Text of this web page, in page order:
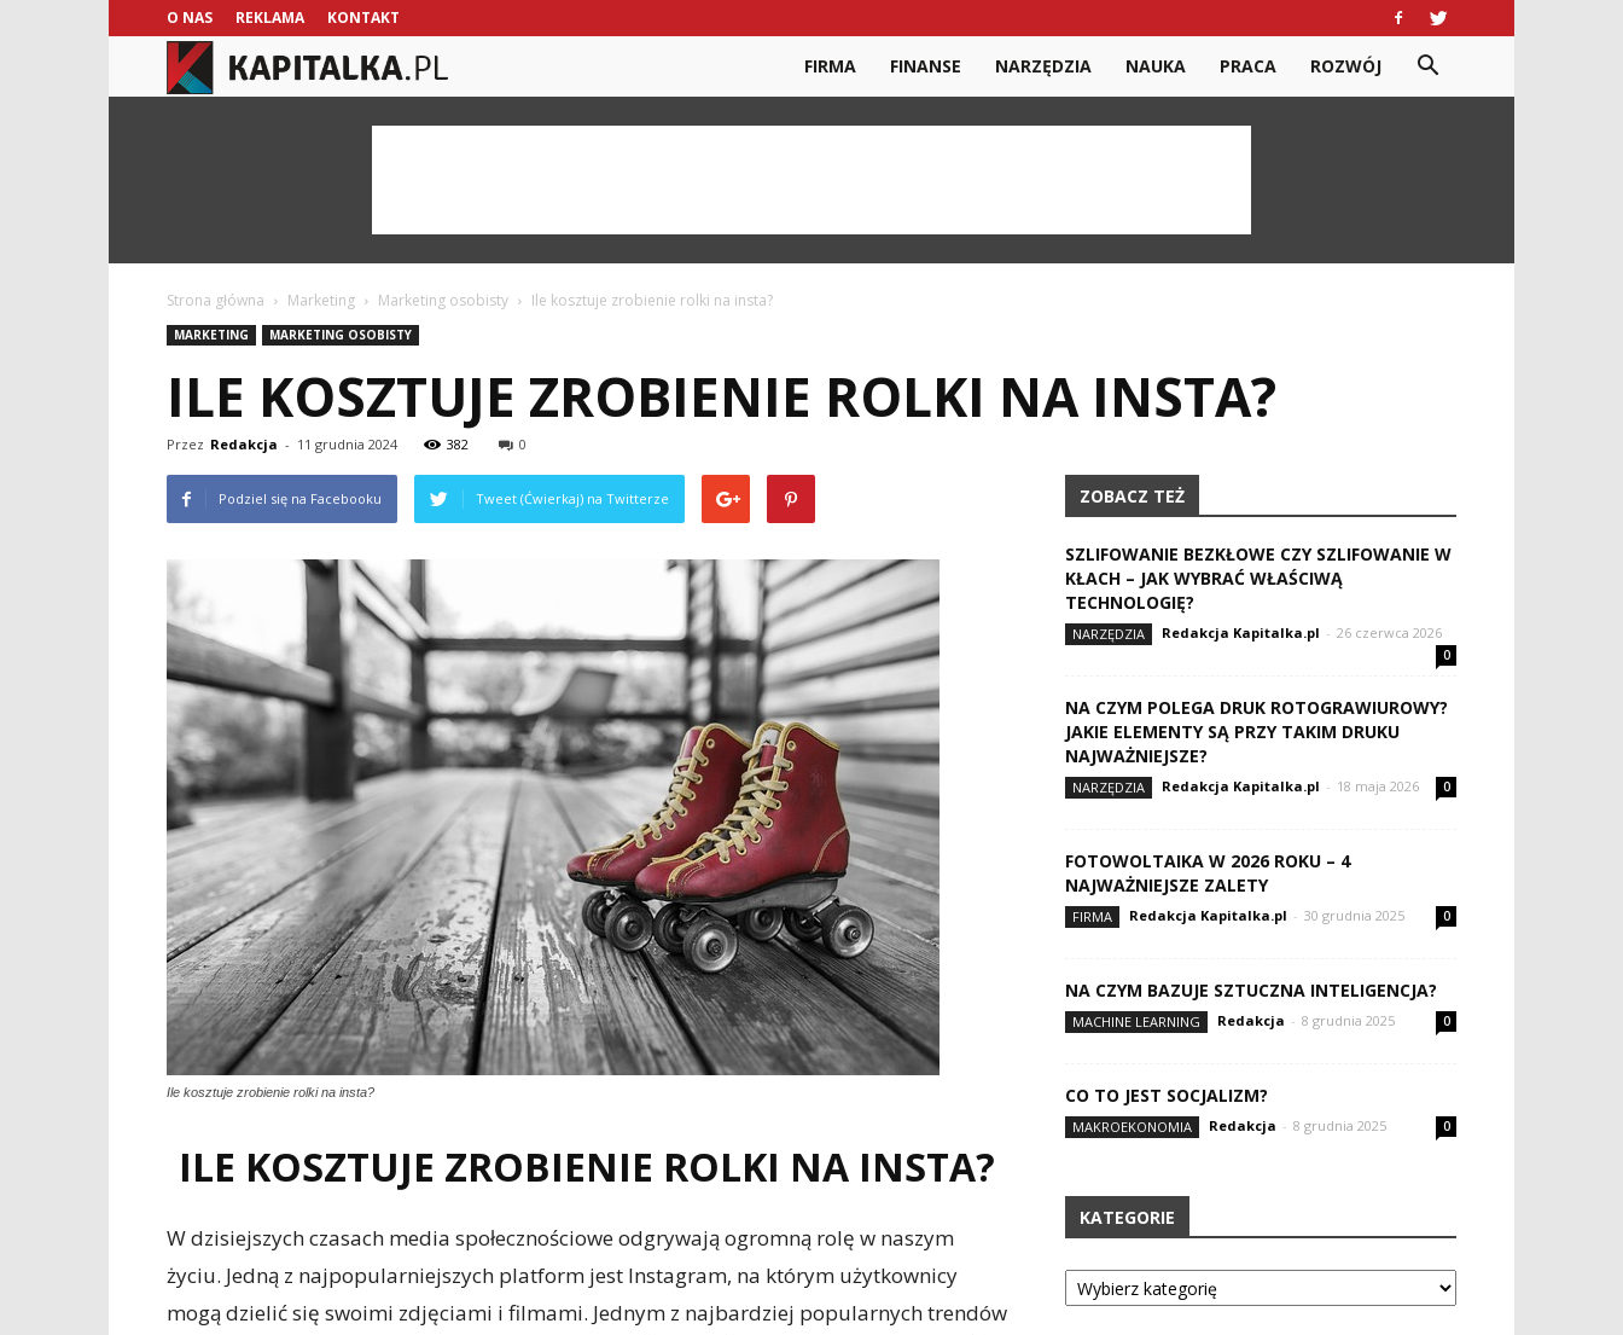
O NAS REKLAMA KONTAKT
FIRMA FINANSE NARZĘDZIA NAUKA PRACA ROZWÓJ
Strona główna Marketing Marketing osobisty Ile kosztuje zrobienie rolki na insta?
MARKETING MARKETING OSOBISTY
ILE KOSZTUJE ZROBIENIE ROLKI NA INSTA?
Przez Redakcja - 11 grudnia 2024 382 0
Podziel się na Facebooku Tweet (Ćwierkaj) na Twitterze
Ile kosztuje zrobienie rolki na insta?
ILE KOSZTUJE ZROBIENIE ROLKI NA INSTA?
W dzisiejszych czasach media społecznościowe odgrywają ogromną rolę w naszym
życiu. Jedną z najpopularniejszych platform jest Instagram, na którym użytkownicy
mogą dzielić się swoimi zdjęciami i filmami. Jednym z najbardziej popularnych trendów
ZOBACZ TEŻ
SZLIFOWANIE BEZKŁOWE CZY SZLIFOWANIE W
KŁACH – JAK WYBRAĆ WŁAŚCIWĄ
TECHNOLOGIĘ?
NARZĘDZIA Redakcja Kapitalka.pl - 26 czerwca 2026
0
NA CZYM POLEGA DRUK ROTOGRAWIUROWY?
JAKIE ELEMENTY SĄ PRZY TAKIM DRUKU
NAJWAŻNIEJSZE?
NARZĘDZIA Redakcja Kapitalka.pl - 18 maja 2026 0
FOTOWOLTAIKA W 2026 ROKU – 4
NAJWAŻNIEJSZE ZALETY
FIRMA Redakcja Kapitalka.pl - 30 grudnia 2025 0
NA CZYM BAZUJE SZTUCZNA INTELIGENCJA?
MACHINE LEARNING Redakcja - 8 grudnia 2025 0
CO TO JEST SOCJALIZM?
MAKROEKONOMIA Redakcja - 8 grudnia 2025 0
KATEGORIE
Kategorie